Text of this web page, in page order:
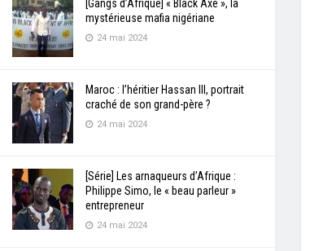
[Gangs d’Afrique] « Black Axe », la
mystérieuse mafia nigériane
24 mai 2024
Maroc : l’héritier Hassan III, portrait
craché de son grand-père ?
24 mai 2024
[Série] Les arnaqueurs d’Afrique :
Philippe Simo, le « beau parleur »
entrepreneur
24 mai 2024